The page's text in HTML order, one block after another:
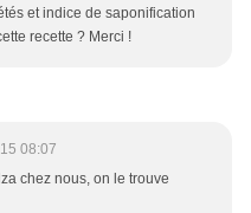
et indice de saponification
recette ? Merci !
08:07
chez nous, on le trouve